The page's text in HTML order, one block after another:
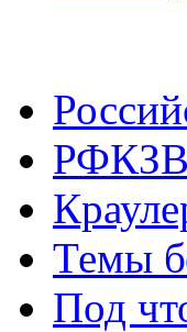
Темы
Под